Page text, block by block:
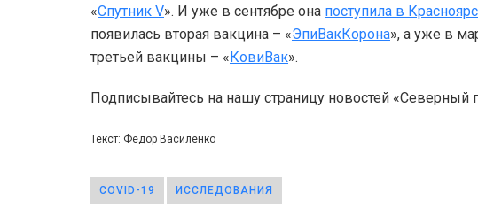
«Спутник V». И уже в сентябре она поступила в
появилась вторая вакцина – «ЭпиВакКорона», а уже в
третьей вакцины – «КовиВак».
Подписывайтесь на нашу страницу новостей «Северный
Текст: Федор Василенко
COVID-19 ИССЛЕДОВАНИЯ